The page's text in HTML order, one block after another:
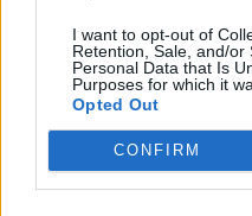
I want to opt-out of
Retention, Sale, and/or
Personal Data that Is
Purposes for which it
Opted Out
CONFIRM
ανενόχλητοι το
έργο!